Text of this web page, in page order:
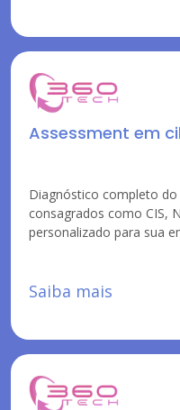
Assessment em
Diagnóstico completo
consagrados como CIS,
personalizado para sua
Saiba mais